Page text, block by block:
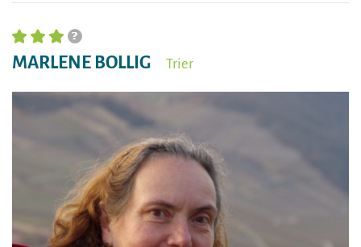
MARLENE BOLLIG Trier